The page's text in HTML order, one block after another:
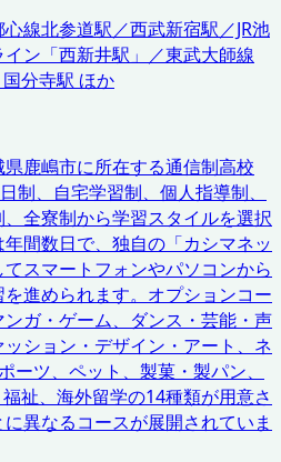
線北参道駅／西武新宿駅／JR池
ン「西新井駅」／東武大師線
国分寺駅 ほか
鹿嶋市に所在する通信制高校
制、自宅学習制、個人指導制、
全寮制から学習スタイルを選択
間数日で、独自の「カシマネッ
スマートフォンやパソコンから
進められます。オプションコー
ガ・ゲーム、ダンス・芸能・声
ション・デザイン・アート、ネ
ーツ、ペット、製菓・製パン、
祉、海外留学の14種類が用意さ
異なるコースが展開されていま